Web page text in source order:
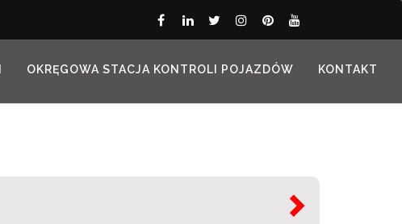
OKRĘGOWA STACJA KONTROLI POJAZDÓW KONTAKT